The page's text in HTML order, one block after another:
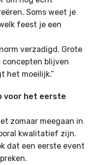
Soms weet je
feest je een
verzadigd. Grote
concepten blijven
het moeilijk.”
voor het eerste
zomaar meegaan in
kwalitatief zijn.
dat een eerste event